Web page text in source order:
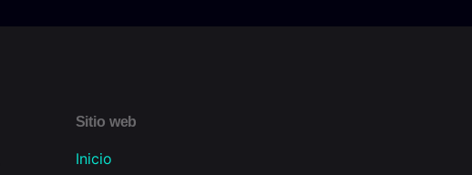
Sitio web
Inicio